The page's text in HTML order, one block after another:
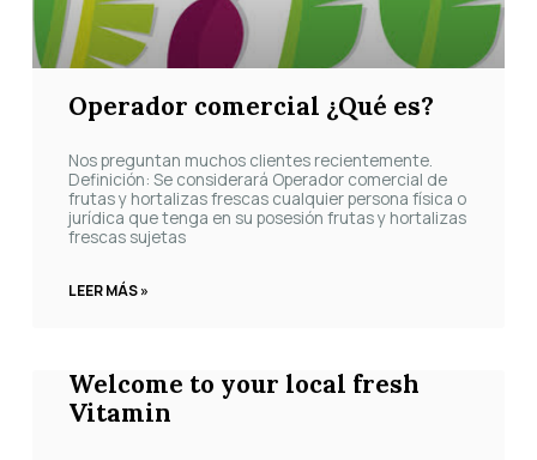
Operador comercial ¿Qué es?
Nos preguntan muchos clientes recientemente.
Definición: Se considerará Operador comercial de
frutas y hortalizas frescas cualquier persona física o
jurídica que tenga en su posesión frutas y hortalizas
frescas sujetas
LEER MÁS »
Welcome to your local fresh
Vitamin